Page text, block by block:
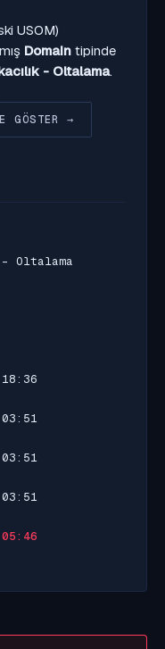
USOM)
Domain tipinde
- Oltalama.
GÖSTER →
- Oltalama